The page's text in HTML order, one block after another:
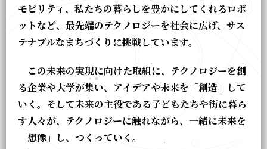
モビリティ、私たちの暮らしを豊かにしてくれるロボ
ットなど、最先端のテクノロジーを社会に広げ、サス
テナブルなまちづくりに挑戦しています。
この未来の実現に向けた取組に、テクノロジーを創
る企業や大学が集い、アイデアや未来を「創造」して
いく。そして未来の主役である子どもたちや街に暮ら
す人々が、テクノロジーに触れながら、一緒に未来を
「想像」し、つくっていく。